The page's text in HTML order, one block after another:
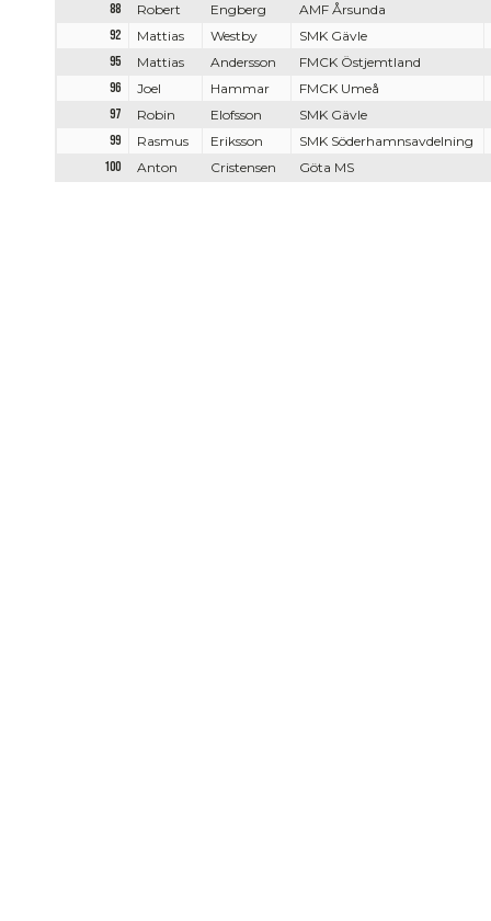
88
Robert Engberg
AMF Årsunda
92
Mattias Westby
SMK Gävle
95
Mattias Andersson
FMCK Östjemtland
96
Joel Hammar
FMCK Umeå
97
Robin Elofsson
SMK Gävle
99
Rasmus Eriksson
SMK Söderhamnsavdelning
100
Anton Cristensen Göta MS